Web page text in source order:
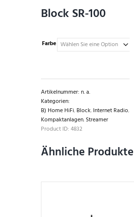
Block SR-100
Farbe
Artikelnummer: n. a.
Kategorien:
B) Home HiFi, Block, Internet Radio,
Kompaktanlagen,Streamer
Product ID: 4832
Ähnliche Produkte